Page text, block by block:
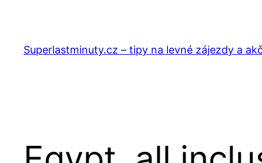
obsahSuperlastminuty.cz – tipy na levné zájezdy a